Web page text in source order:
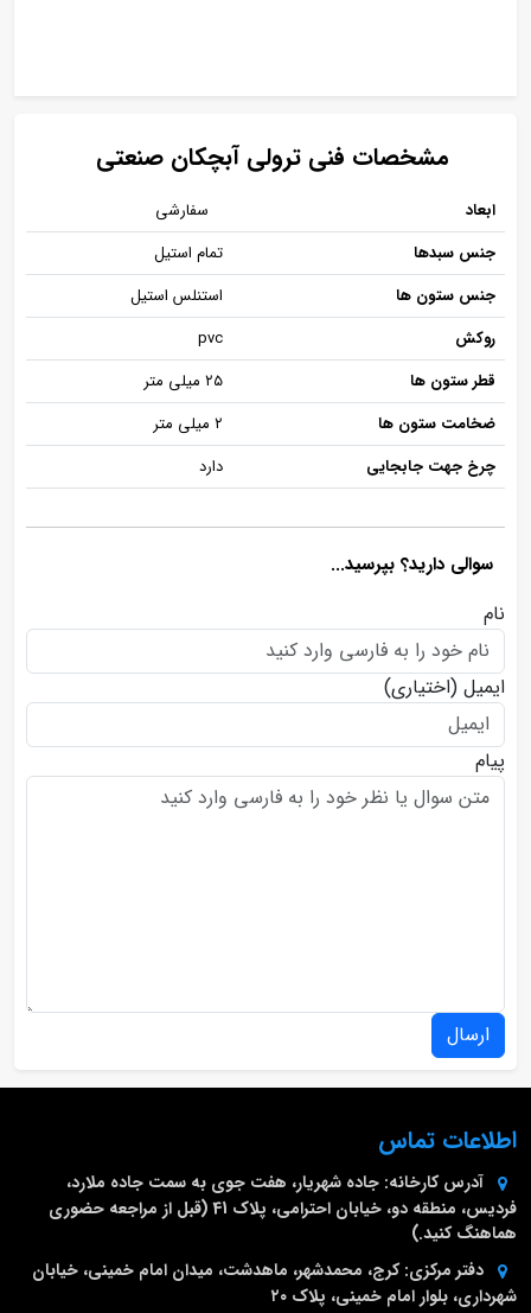
مشخصات فنی ترولی آبچکان صنعتی
ابعاد
سفارشی
جنس سبدها
تمام استیل
جنس ستون ها
استنلس استیل
روکش
pvc
قطر ستون ها
۲۵ میلی متر
ضخامت ستون ها
۲ میلی متر
چرخ جهت جابجایی
دارد
سوالی دارید؟ بپرسید...
نام
ایمیل (اختیاری)
پیام
ارسال
اطلاعات تماس
آدرس کارخانه: جاده شهریار، هفت جوی به سمت جاده ملارد،
فردیس، منطقه دو، خیابان احترامی، پلاک 41 (قبل از مراجعه حضوری
هماهنگ کنید.)
دفتر مرکزی: کرج، محمدشهر، ماهدشت، میدان امام خمینی، خیابان
شهرداری، بلوار امام خمینی، پلاک ۲۰